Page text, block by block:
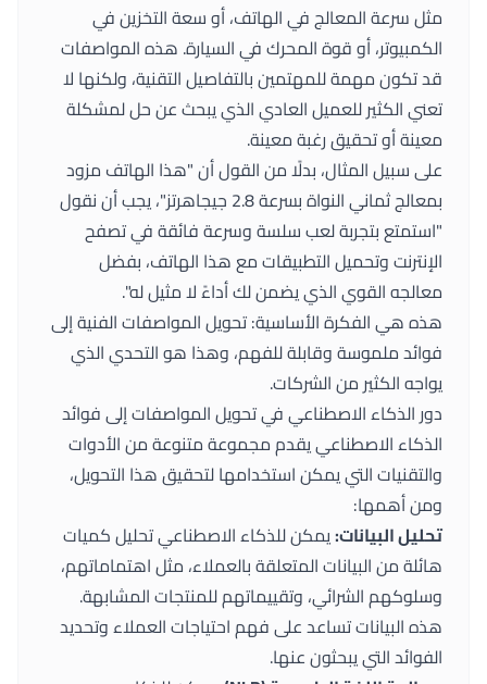
مثل سرعة المعالج في الهاتف، أو سعة التخزين في
الكمبيوتر، أو قوة المحرك في السيارة. هذه المواصفات
قد تكون مهمة للمهتمين بالتفاصيل التقنية، ولكنها لا
تعني الكثير للعميل العادي الذي يبحث عن حل لمشكلة
معينة أو تحقيق رغبة معينة.
على سبيل المثال، بدلًا من القول أن "هذا الهاتف مزود
بمعالج ثماني النواة بسرعة 2.8 جيجاهرتز"، يجب أن نقول
"استمتع بتجربة لعب سلسة وسرعة فائقة في تصفح
الإنترنت وتحميل التطبيقات مع هذا الهاتف، بفضل
معالجه القوي الذي يضمن لك أداءً لا مثيل له".
هذه هي الفكرة الأساسية: تحويل المواصفات الفنية إلى
فوائد ملموسة وقابلة للفهم، وهذا هو التحدي الذي
يواجه الكثير من الشركات.
دور الذكاء الاصطناعي في تحويل المواصفات إلى فوائد
الذكاء الاصطناعي يقدم مجموعة متنوعة من الأدوات
والتقنيات التي يمكن استخدامها لتحقيق هذا التحويل،
ومن أهمها:
تحليل البيانات:يمكن للذكاء الاصطناعي تحليل كميات
هائلة من البيانات المتعلقة بالعملاء، مثل اهتماماتهم،
وسلوكهم الشرائي، وتقييماتهم للمنتجات المشابهة.
هذه البيانات تساعد على فهم احتياجات العملاء وتحديد
الفوائد التي يبحثون عنها.